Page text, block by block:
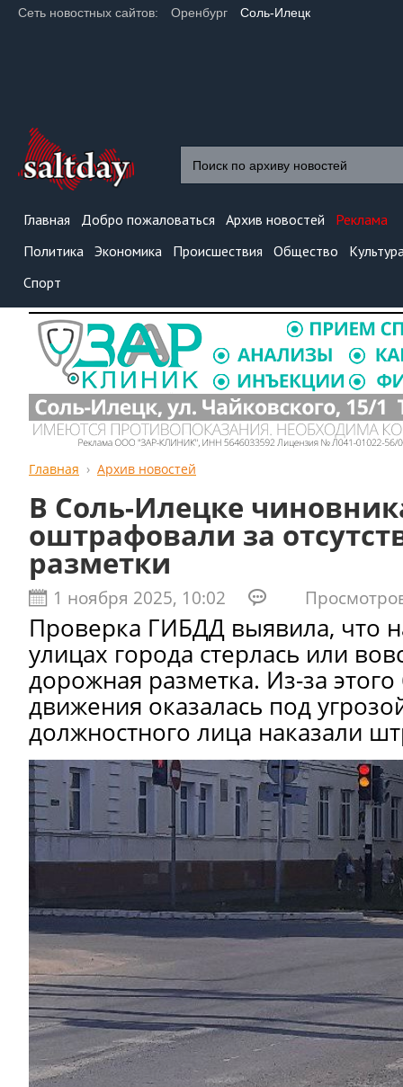
Сеть новостных сайтов: Оренбург Соль-Илецк
Главная Добро пожаловаться Архив новостей
Реклама
Политика Экономика Происшествия Общество
Спорт
Главная Архив новостей
В Соль-Илецке
оштрафовали за
разметки
1 ноября 2025, 10:02
Проверка ГИБДД выявила, что
улицах города стерлась или
дорожная разметка. Из-за этого
движения оказалась под
должностного лица наказали